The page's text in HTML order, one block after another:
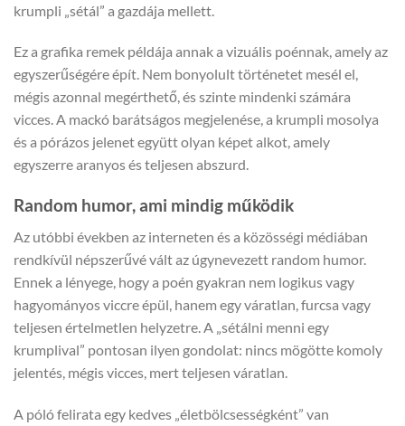
krumpli „sétál” a gazdája mellett.
Ez a grafika remek példája annak a vizuális poénnak, amely az
egyszerűségére épít. Nem bonyolult történetet mesél el,
mégis azonnal megérthető, és szinte mindenki számára
vicces. A mackó barátságos megjelenése, a krumpli mosolya
és a pórázos jelenet együtt olyan képet alkot, amely
egyszerre aranyos és teljesen abszurd.
Random humor, ami mindig működik
Az utóbbi években az interneten és a közösségi médiában
rendkívül népszerűvé vált az úgynevezett random humor.
Ennek a lényege, hogy a poén gyakran nem logikus vagy
hagyományos viccre épül, hanem egy váratlan, furcsa vagy
teljesen értelmetlen helyzetre. A „sétálni menni egy
krumplival” pontosan ilyen gondolat: nincs mögötte komoly
jelentés, mégis vicces, mert teljesen váratlan.
A póló felirata egy kedves „életbölcsességként” van